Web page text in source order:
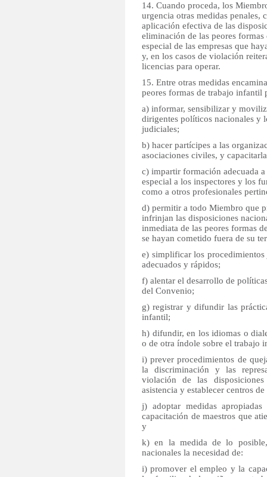
14. Cuando proceda, los
urgencia otras medidas penales,
aplicación efectiva de las
eliminación de las peores
especial de las empresas que
y, en los casos de violación
licencias para operar.
15. Entre otras medidas
peores formas de trabajo infantil
a) informar, sensibilizar y
dirigentes políticos nacionales y
judiciales;
b) hacer partícipes a las
asociaciones civiles, y
c) impartir formación adecuada
especial a los inspectores y los
como a otros profesionales
d) permitir a todo Miembro que
infrinjan las disposiciones
inmediata de las peores formas
se hayan cometido fuera de su
e) simplificar los
adecuados y rápidos;
f) alentar el desarrollo de
del Convenio;
g) registrar y difundir las
infantil;
h) difundir, en los idiomas o
o de otra índole sobre el trabajo
i) prever procedimientos de
la discriminación y las
violación de las
asistencia y establecer centros
j) adoptar medidas
capacitación de maestros que
y
k) en la medida de lo
nacionales la necesidad de:
i) promover el empleo y la